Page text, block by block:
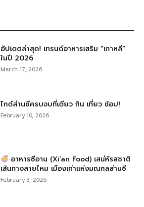
อัปเดตล่าสุด! เทรนด์อาหารเสริม “เกาหลี”
ในปี 2026
March 17, 2026
ไกด์ส่านซีครบจบที่เดียว กิน เที่ยว ช้อป!
February 10, 2026
อาหารซีอาน (Xi’an Food) เสน่ห์รสชาติ
เส้นทางสายไหม เมืองเก่าแห่งมณฑลส่านซี
February 3, 2026